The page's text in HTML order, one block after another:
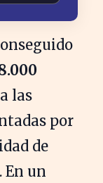
las
por
de
. En un